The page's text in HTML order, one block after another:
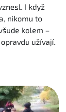
I když
nikomu to
kolem –
užívají.